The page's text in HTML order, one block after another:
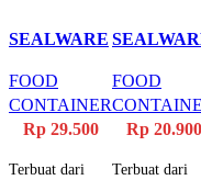
SEALWARE
TRANS
SEGI
(1,88LT)
FOOD
CONTAINER
Rp29.500
Terbuat dari
TRANS
SEGI
(1045ML)
FOOD
Rp20.900
Terbuat dari